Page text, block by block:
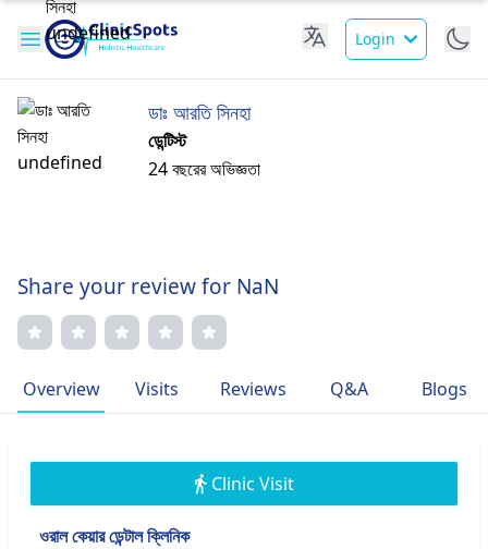
Login
ডাঃ আরতি সিনহা
ডেন্টিস্ট
24 বছরের অভিজ্ঞতা
Share your review for NaN
Overview Visits Reviews Q&A Blogs
Clinic Visit
ওরাল কেয়ার ডেন্টাল ক্লিনিক